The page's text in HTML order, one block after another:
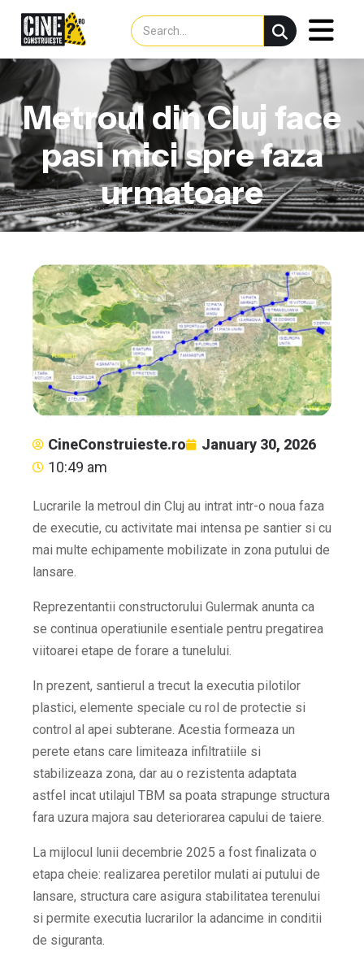
Metroul din Cluj face
pasi mici spre faza
urmatoare
CineConstruieste.ro
January 30, 2026
10:49 am
Lucrarile la metroul din Cluj au intrat intr-o noua faza
de executie, cu activitate mai intensa pe santier si cu
mai multe echipamente mobilizate in zona putului de
lansare.
Reprezentantii constructorului Gulermak anunta ca
se continua operatiunile esentiale pentru pregatirea
viitoarei etape de forare a tunelului.
In prezent, santierul a trecut la executia pilotilor
plastici, elemente speciale cu rol de protectie si
control al apei subterane. Acestia formeaza un
perete etans care limiteaza infiltratiile si
stabilizeaza zona, dar au o rezistenta adaptata
astfel incat utilajul TBM sa poata strapunge structura
fara uzura majora sau deteriorarea capului de taiere.
La mijlocul lunii decembrie 2025 a fost finalizata o
etapa cheie: realizarea peretilor mulati ai putului de
lansare, structura care asigura stabilitatea terenului
si permite executia lucrarilor la adancime in conditii
de siguranta.